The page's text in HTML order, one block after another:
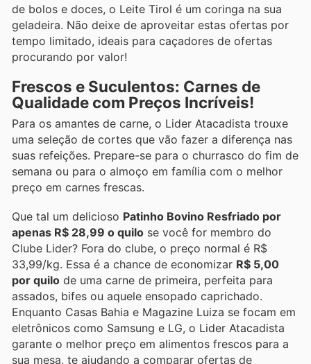
de bolos e doces, o Leite Tirol é um coringa na sua
geladeira. Não deixe de aproveitar estas ofertas por
tempo limitado, ideais para caçadores de ofertas
procurando por valor!
Frescos e Suculentos: Carnes de
Qualidade com Preços Incríveis!
Para os amantes de carne, o Lider Atacadista trouxe
uma seleção de cortes que vão fazer a diferença nas
suas refeições. Prepare-se para o churrasco do fim de
semana ou para o almoço em família com o melhor
preço em carnes frescas.
Que tal um delicioso Patinho Bovino Resfriado por
apenas R$ 28,99 o quilo se você for membro do
Clube Lider? Fora do clube, o preço normal é R$
33,99/kg. Essa é a chance de economizar R$ 5,00
por quilo de uma carne de primeira, perfeita para
assados, bifes ou aquele ensopado caprichado.
Enquanto Casas Bahia e Magazine Luiza se focam em
eletrônicos como Samsung e LG, o Lider Atacadista
garante o melhor preço em alimentos frescos para a
sua mesa, te ajudando a comparar ofertas de